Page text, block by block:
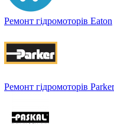
Ремонт гідромоторів Eaton
Ремонт гідромоторів Parker